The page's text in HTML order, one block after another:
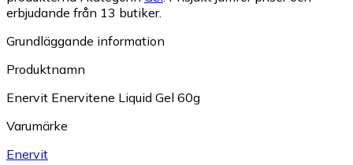
erbjudande från 13 butiker.
Grundläggande information
Produktnamn
Enervit Enervitene Liquid Gel 60g
Varumärke
Enervit